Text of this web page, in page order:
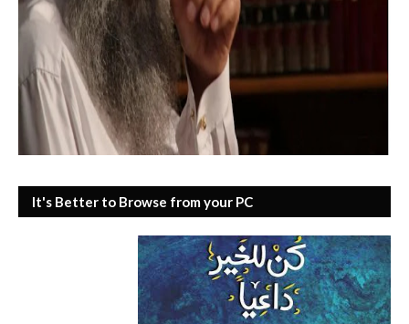
It's Better to Browse from your PC